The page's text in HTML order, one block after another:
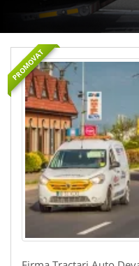
PROMOVAT